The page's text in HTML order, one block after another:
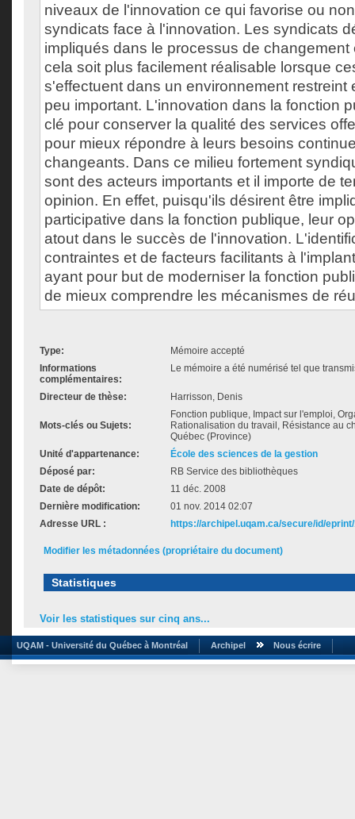
niveaux de l'innovation ce qui favorise ou
syndicats face à l'innovation. Les syndicats
impliqués dans le processus de changement
cela soit plus facilement réalisable lorsque
s'effectuent dans un environnement restreint
peu important. L'innovation dans la fonction
clé pour conserver la qualité des services
pour mieux répondre à leurs besoins
changeants. Dans ce milieu fortement
sont des acteurs importants et il importe de
opinion. En effet, puisqu'ils désirent être
participative dans la fonction publique, leur
atout dans le succès de l'innovation.
contraintes et de facteurs facilitants à
ayant pour but de moderniser la fonction
de mieux comprendre les mécanismes de
Type:
Mémoire accepté
Informations
complémentaires:
Le mémoire a été numérisé tel que
Directeur de thèse: Harrisson, Denis
Mots-clés ou Sujets:
Fonction publique, Impact sur l'emploi,
Rationalisation du travail, Résistance au
Québec (Province)
Unité d'appartenance:
École des sciences de la gestion
Déposé par:
RB Service des bibliothèques
Date de dépôt:
11 déc. 2008
Dernière modification:
01 nov. 2014 02:07
Adresse URL :
https://archipel.uqam.ca/secure/id/
Modifier les métadonnées (propriétaire du document)
Statistiques
Voir les statistiques sur cinq ans...
UQAM - Université du Québec à Montréal Archipel Nous écrire